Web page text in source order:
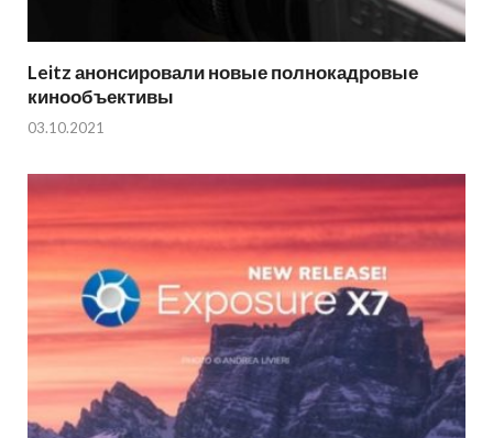
Leitz анонсировали новые полнокадровые
кинообъективы
03.10.2021